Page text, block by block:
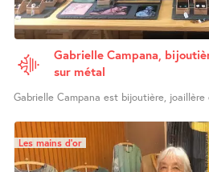
Gabrielle Campana,
sur métal
Gabrielle Campana est bijoutière, joaillère
Les mains d’or